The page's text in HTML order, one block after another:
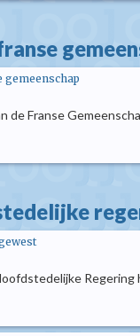
de Franse